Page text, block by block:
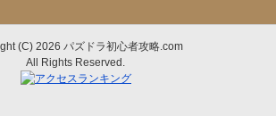
(C) 2026 パズドラ初心者攻略.com
All Rights Reserved.